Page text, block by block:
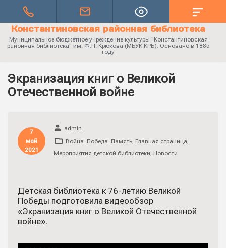
Константиновская районная библиотека
Муниципальное бюджетное учреждение культуры "Константиновская
районная библиотека" им. Ф.П. Крюкова (МБУК КРБ). Основано в 1885
году
Экранизация книг о Великой
Отечественной войне
7
май
2021
admin
Война. Победа. Память, Главная страница,
Мероприятия детской библиотеки, Новости
Детская библиотека к 76-летию Великой
Победы подготовила видеообзор
«Экранизация книг о Великой Отечественной
войне».